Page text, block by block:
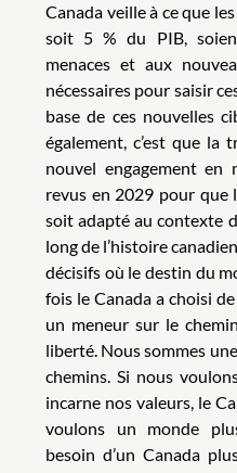
Canada veille à ce que
soit 5 % du PIB,
menaces et aux
nécessaires pour saisir
base de ces nouvelles
également, c’est que la
nouvel engagement en
revus en 2029 pour que
soit adapté au contexte
long de l’histoire
décisifs où le destin du
fois le Canada a choisi
un meneur sur le
liberté. Nous sommes
chemins. Si nous
incarne nos valeurs, le
voulons un monde
besoin d’un Canada